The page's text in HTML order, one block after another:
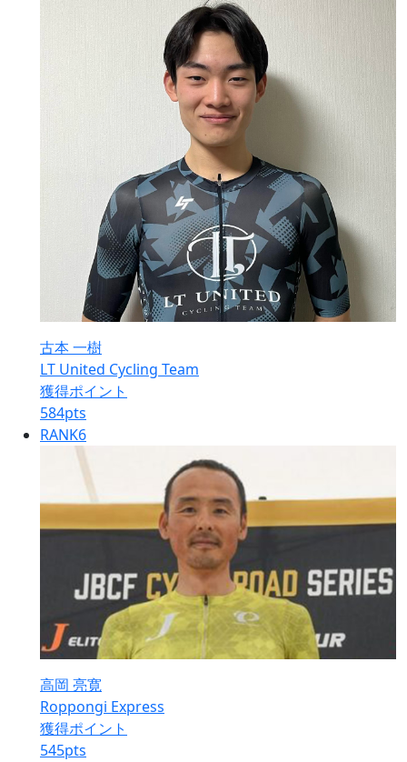
古本 一樹
LT United Cycling Team
獲得ポイント
584pts
RANK6
高岡 亮寛
Roppongi Express
獲得ポイント
545pts